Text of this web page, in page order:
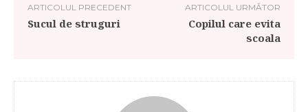
ARTICOLUL PRECEDENT
Sucul de struguri
ARTICOLUL URMĂTOR
Copilul care evita
scoala